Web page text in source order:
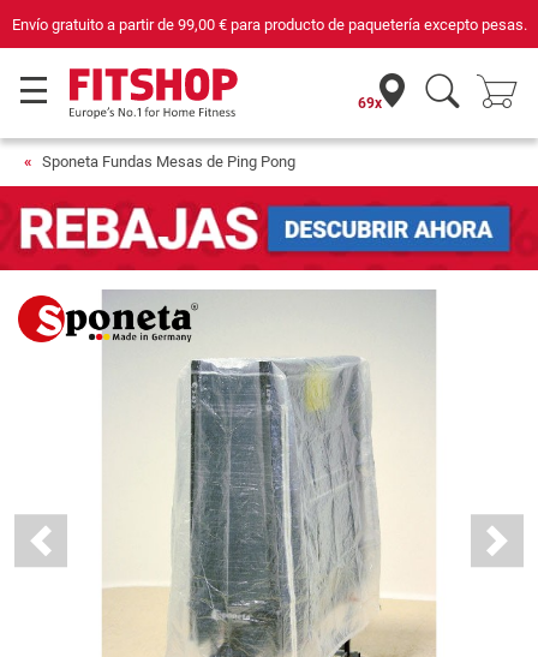
Envío gratuito a partir de99,00 €para producto de paquetería excepto pesas.
69x
Sponeta Fundas Mesas de Ping Pong
Previous Next